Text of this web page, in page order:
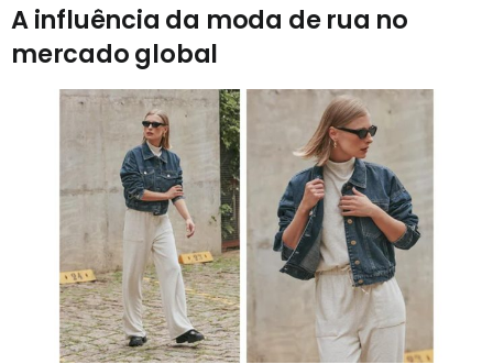
A influência da moda de rua no
mercado global